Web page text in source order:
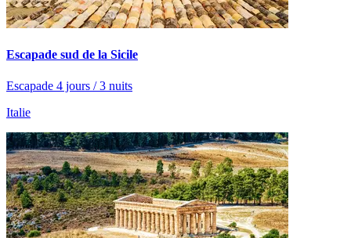
Escapade sud de la Sicile
Escapade 4 jours / 3 nuits
Italie